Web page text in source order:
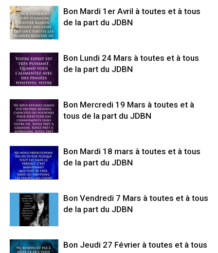
Bon Mardi 1er Avril à toutes et à tous
de la part du JDBN
Bon Lundi 24 Mars à toutes et à tous
de la part du JDBN
Bon Mercredi 19 Mars à toutes et à
tous de la part du JDBN
Bon Mardi 18 mars à toutes et à tous
de la part du JDBN
Bon Vendredi 7 Mars à toutes et à tous
de la part du JDBN
Bon Jeudi 27 Février à toutes et à tous